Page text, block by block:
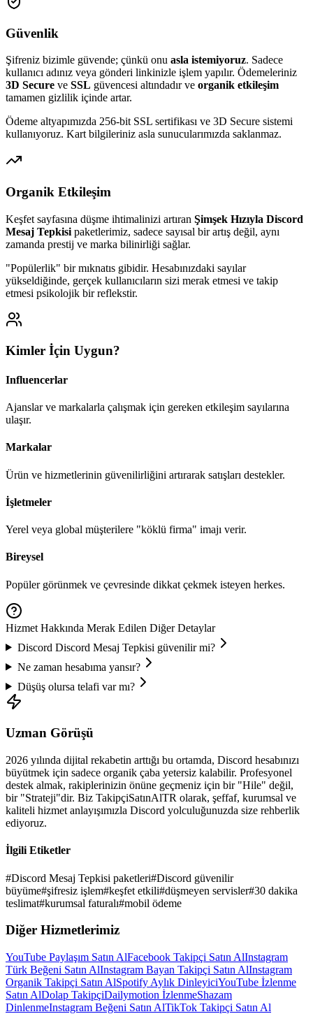
Güvenlik
Şifreniz bizimle güvende; çünkü onu asla istemiyoruz. Sadece
kullanıcı adınız veya gönderi linkinizle işlem yapılır. Ödemeleriniz
3D Secure ve SSL güvencesi altındadır ve organik etkileşim
tamamen gizlilik içinde artar.
Ödeme altyapımızda 256-bit SSL sertifikası ve 3D Secure sistemi
kullanıyoruz. Kart bilgileriniz asla sunucularımızda saklanmaz.
Organik Etkileşim
Keşfet sayfasına düşme ihtimalinizi artıran Şimşek Hızıyla Discord
Mesaj Tepkisi paketlerimiz, sadece sayısal bir artış değil, aynı
zamanda prestij ve marka bilinirliği sağlar.
"Popülerlik" bir mıknatıs gibidir. Hesabınızdaki sayılar
yükseldiğinde, gerçek kullanıcıların sizi merak etmesi ve takip
etmesi psikolojik bir reflekstir.
Kimler İçin Uygun?
Influencerlar
Ajanslar ve markalarla çalışmak için gereken etkileşim sayılarına
ulaşır.
Markalar
Ürün ve hizmetlerinin güvenilirliğini artırarak satışları destekler.
İşletmeler
Yerel veya global müşterilere "köklü firma" imajı verir.
Bireysel
Popüler görünmek ve çevresinde dikkat çekmek isteyen herkes.
Hizmet Hakkında Merak Edilen Diğer Detaylar
Discord Discord Mesaj Tepkisi güvenilir mi?
Ne zaman hesabıma yansır?
Düşüş olursa telafi var mı?
Uzman Görüşü
2026 yılında dijital rekabetin arttığı bu ortamda, Discord hesabınızı
büyütmek için sadece organik çaba yetersiz kalabilir. Profesyonel
destek almak, rakiplerinizin önüne geçmeniz için bir "Hile" değil,
bir "Strateji"dir. Biz TakipçiSatınAlTR olarak, şeffaf, kurumsal ve
kaliteli hizmet anlayışımızla Discord yolculuğunuzda size rehberlik
ediyoruz.
İlgili Etiketler
#Discord Mesaj Tepkisi paketleri#Discord güvenilir
büyüme#şifresiz işlem#keşfet etkili#düşmeyen servisler#30 dakika
teslimat#kurumsal faturalı#mobil ödeme
Diğer Hizmetlerimiz
YouTube Paylaşım Satın AlFacebook Takipçi Satın AlInstagram
Türk Beğeni Satın AlInstagram Bayan Takipçi Satın AlInstagram
Organik Takipçi Satın AlSpotify Aylık DinleyiciYouTube İzlenme
Satın AlDolap TakipçiDailymotion İzlenmeShazam
DinlenmeInstagram Beğeni Satın AlTikTok Takipçi Satın Al